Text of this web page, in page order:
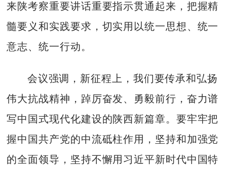
来陕考察重要讲话重要指示贯通起来，把握精
髓要义和实践要求，切实用以统一思想、统一
意志、统一行动。
会议强调，新征程上，我们要传承和弘扬
伟大抗战精神，踔厉奋发、勇毅前行，奋力谱
写中国式现代化建设的陕西新篇章。要牢牢把
握中国共产党的中流砥柱作用，坚持和加强党
的全面领导，坚持不懈用习近平新时代中国特